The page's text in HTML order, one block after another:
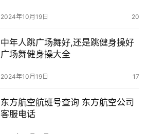
2024年10月19日 20
中年人跳广场舞好,还是跳健身操好
广场舞健身操大全
2024年10月19日 17
东方航空航班号查询 东方航空公司
客服电话